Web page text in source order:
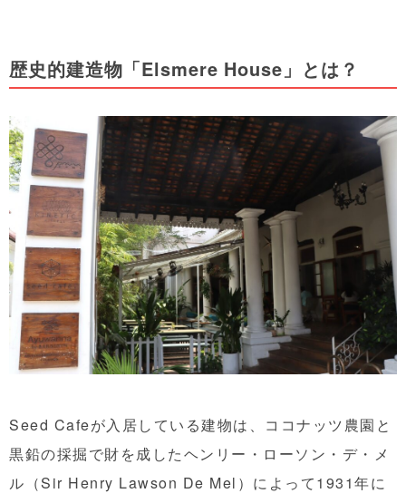
歴史的建造物「Elsmere House」とは？
Seed Cafeが入居している建物は、ココナッツ農園と
黒鉛の採掘で財を成したヘンリー・ローソン・デ・メ
ル（Sir Henry Lawson De Mel）によって1931年に